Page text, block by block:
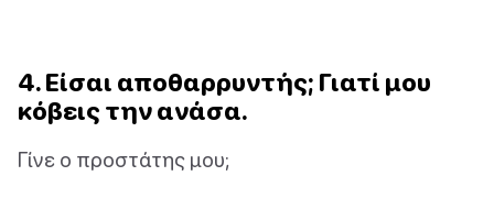
4. Είσαι αποθαρρυντής; Γιατί μου
κόβεις την ανάσα.
Γίνε ο προστάτης μου;